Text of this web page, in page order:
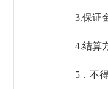
3.保证
4.结算
5．不